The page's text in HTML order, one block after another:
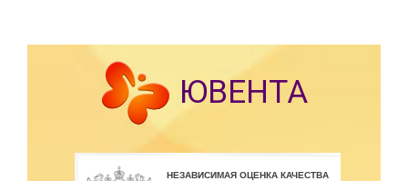
ЮВЕНТА